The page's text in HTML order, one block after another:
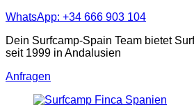
WhatsApp: +34 666 903 104
Dein Surfcamp-Spain Team bietet
seit 1999 in Andalusien
Anfragen